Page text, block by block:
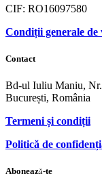
CIF: RO16097580
Condiții generale de
Contact
Bd-ul Iuliu Maniu,
București, România
Termeni și condiții
Politică de
Abonează-te